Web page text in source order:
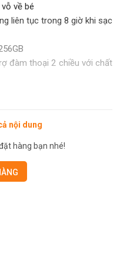
về bé
liên tục trong 8 giờ khi sạc
đàm thoại 2 chiều với chất
vài phút với người lần đầu
độc hại và không có cạnh
nội dung
hàng bạn nhé!